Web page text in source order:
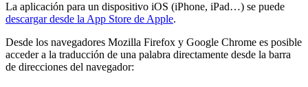
La aplicación para un dispositivo iOS (iPhone, iPad…) se puede
descargar desde la App Store de Apple.
Desde los navegadores Mozilla Firefox y Google Chrome es posible
acceder a la traducción de una palabra directamente desde la barra
de direcciones del navegador: